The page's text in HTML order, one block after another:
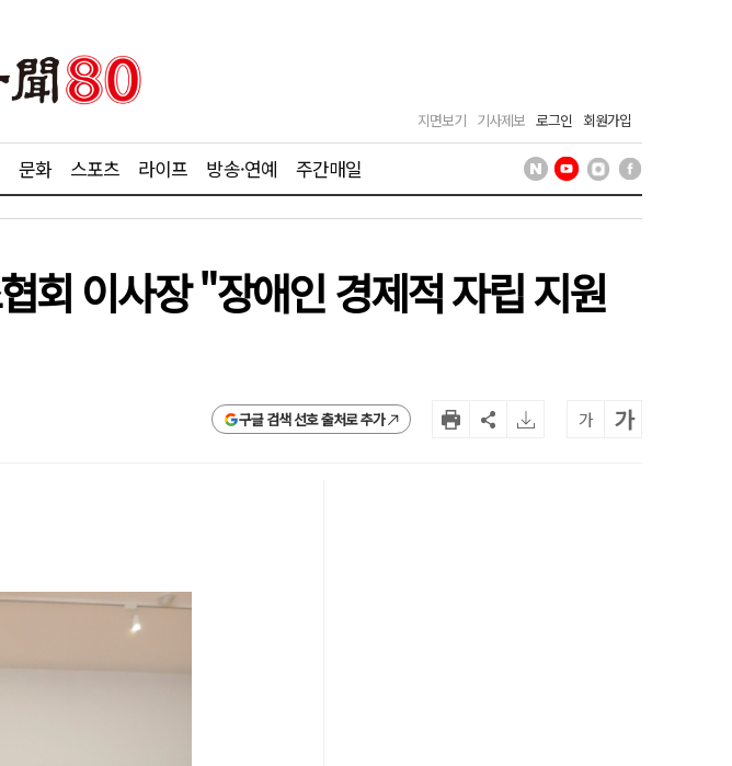
지면보기 기사제보 로그인 회원가입
문화 스포츠 라이프 방송·연예 주간매일
회 이사장 "장애인 경제적 자립 지원
구글 검색 선호 출처로 추가 가 가